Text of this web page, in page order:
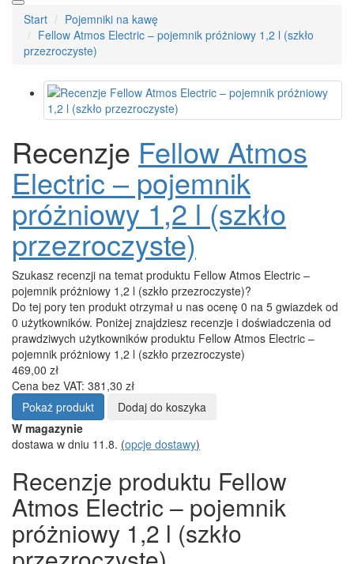
Start
Pojemniki na kawę
Fellow Atmos Electric – pojemnik próżniowy 1,2 l (szkło
przezroczyste)
Recenzje Fellow Atmos
Electric – pojemnik
próżniowy 1,2 l (szkło
przezroczyste)
Szukasz recenzji na temat produktu Fellow Atmos Electric –
pojemnik próżniowy 1,2 l (szkło przezroczyste)?
Do tej pory ten produkt otrzymał u nas ocenę 0 na 5 gwiazdek od
0 użytkowników. Poniżej znajdziesz recenzje i doświadczenia od
prawdziwych użytkowników produktu Fellow Atmos Electric –
pojemnik próżniowy 1,2 l (szkło przezroczyste)
469,00 zł
Cena bez VAT: 381,30 zł
Pokaż produkt
Dodaj do koszyka
W magazynie
dostawa w dniu 11.8. (opcje dostawy)
Recenzje produktu Fellow
Atmos Electric – pojemnik
próżniowy 1,2 l (szkło